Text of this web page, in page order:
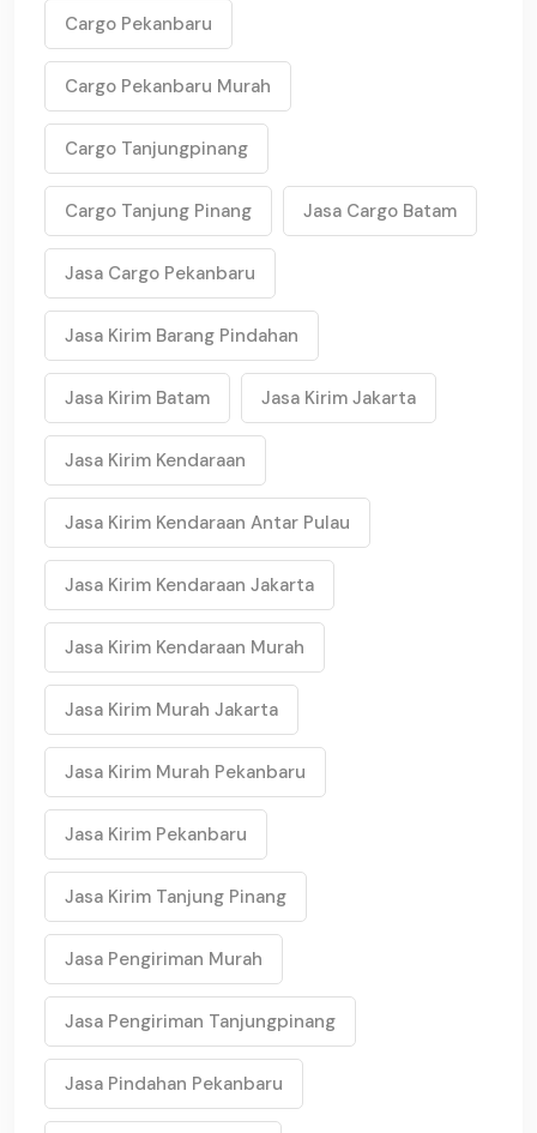
Cargo Pekanbaru
Cargo Pekanbaru Murah
Cargo Tanjungpinang
Cargo Tanjung Pinang Jasa Cargo Batam
Jasa Cargo Pekanbaru
Jasa Kirim Barang Pindahan
Jasa Kirim Batam Jasa Kirim Jakarta
Jasa Kirim Kendaraan
Jasa Kirim Kendaraan Antar Pulau
Jasa Kirim Kendaraan Jakarta
Jasa Kirim Kendaraan Murah
Jasa Kirim Murah Jakarta
Jasa Kirim Murah Pekanbaru
Jasa Kirim Pekanbaru
Jasa Kirim Tanjung Pinang
Jasa Pengiriman Murah
Jasa Pengiriman Tanjungpinang
Jasa Pindahan Pekanbaru